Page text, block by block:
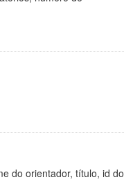
do orientador, título, id do